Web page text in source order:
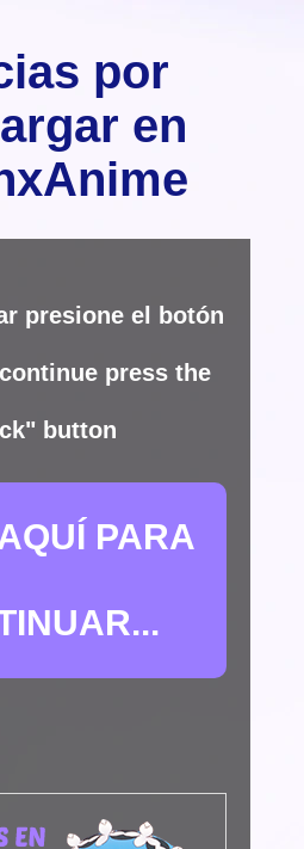
por
en
presione el botón
press the
button
PARA